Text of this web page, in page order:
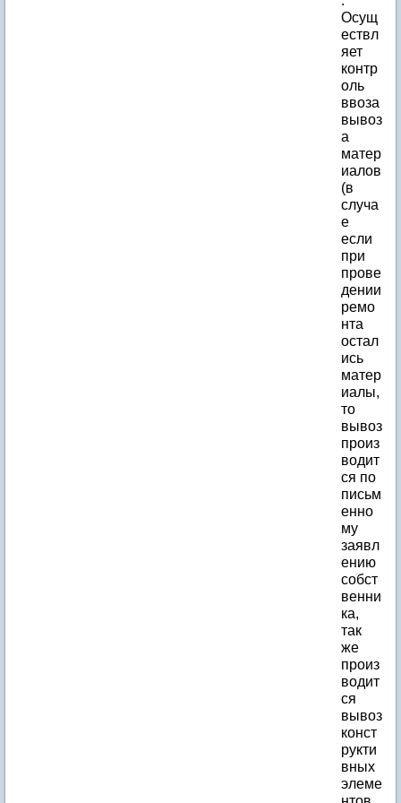
Осущ
ествл
яет
контр
оль
ввоза
вывоз
а
матер
иалов
(в
случа
е
если
при
прове
дении
ремо
нта
остал
ись
матер
иалы,
то
вывоз
произ
водит
ся по
письм
енно
му
заявл
ению
собст
венни
ка,
так
же
произ
водит
ся
вывоз
конст
рукти
вных
элеме